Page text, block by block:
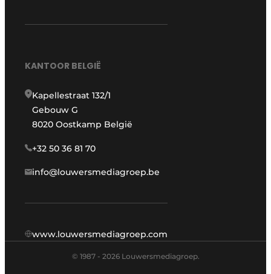
KANTOOR BELGIË
Kapellestraat 132/1
Gebouw G
8020 Oostkamp België
+32 50 36 81 70
info@louwersmediagroep.be
www.louwersmediagroep.com
© 1987 - 2026 Louwersmediagroep.